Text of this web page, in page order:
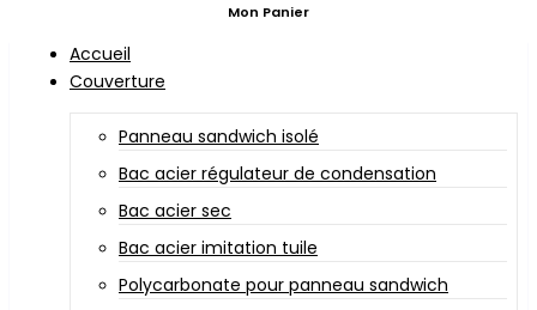
Mon Panier
Accueil
Couverture
Panneau sandwich isolé
Bac acier régulateur de condensation
Bac acier sec
Bac acier imitation tuile
Polycarbonate pour panneau sandwich